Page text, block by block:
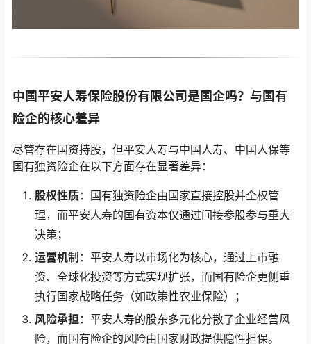
中国平安人寿保险股份有限公司是国企吗？与国有
险企的核心差异
尽管存在国资持股，但平安人寿与中国人寿、中国人保等
国有独资险企在以下方面存在显著差异：
股权性质：国有独资险企由国家直接控股并全权管
理，而平安人寿的国有资本仅通过间接参股参与重大
决策；
运营机制 ：平安人寿以市场化为核心，通过上市融
资、全球化投资等方式实现扩张，而国有险企更侧重
执行国家战略任务（如政策性农业保险）；
风险承担 ：平安人寿的股东多元化分散了企业经营风
险，而国有险企的风险由国家财政提供隐性担保。